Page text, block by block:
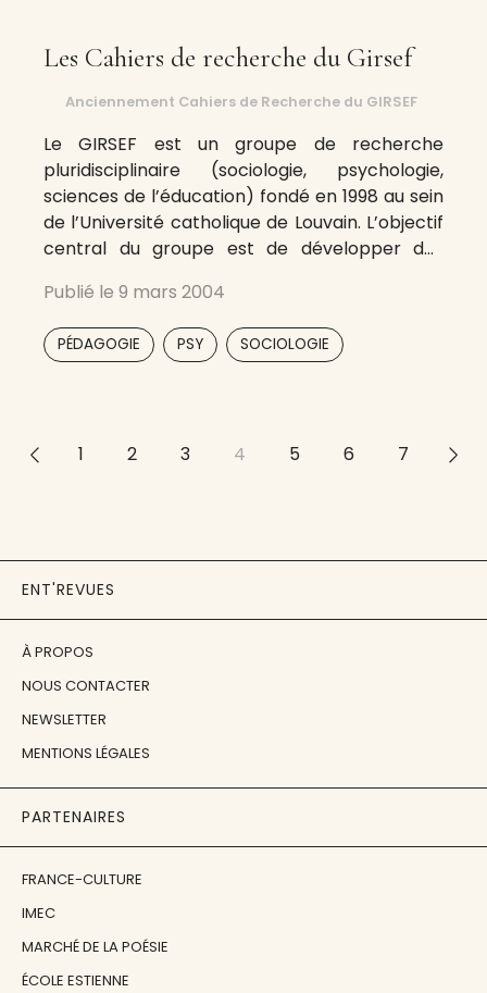
Les Cahiers de recherche du Girsef
Anciennement Cahiers de Recherche du GIRSEF
Le GIRSEF est un groupe de recherche
pluridisciplinaire (sociologie, psychologie,
sciences de l’éducation) fondé en 1998 au sein
de l’Université catholique de Louvain. L’objectif
central du groupe est de développer des
dans le domaine de l’éducation et de la
formation. Les recherches développées
jusqu’à présent ont principalement porté sur
Publié le 9 mars 2004
PÉDAGOGIE PSY SOCIOLOGIE
<< 1 2 3 4 5 6 7 >>
ENT'REVUES
À PROPOS
NOUS CONTACTER
NEWSLETTER
MENTIONS LÉGALES
PARTENAIRES
FRANCE-CULTURE
IMEC
MARCHÉ DE LA POÉSIE
ÉCOLE ESTIENNE